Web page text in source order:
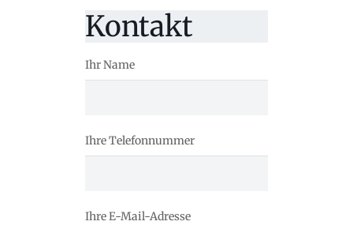
Kontakt
Ihr Name
Ihre Telefonnummer
Ihre E-Mail-Adresse